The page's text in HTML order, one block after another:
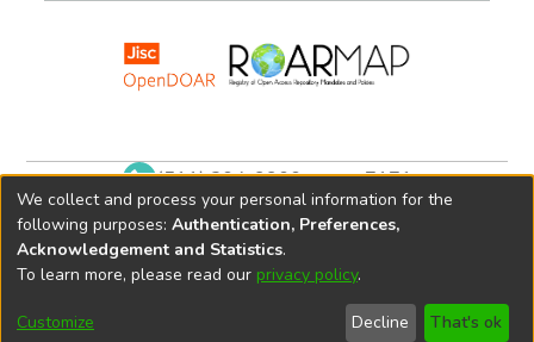
(511) 204-9900 anexo 7171
biblioteca@oefa.gob.pe
We collect and process your personal information for the
following purposes: Authentication, Preferences,
Acknowledgement and Statistics.
To learn more, please read our privacy policy.
Customize Decline That's ok